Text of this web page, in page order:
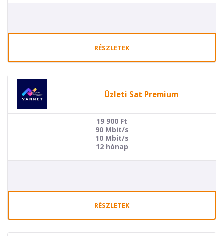
RÉSZLETEK
Üzleti Sat Premium
19 900 Ft
90 Mbit/s
10 Mbit/s
12 hónap
RÉSZLETEK